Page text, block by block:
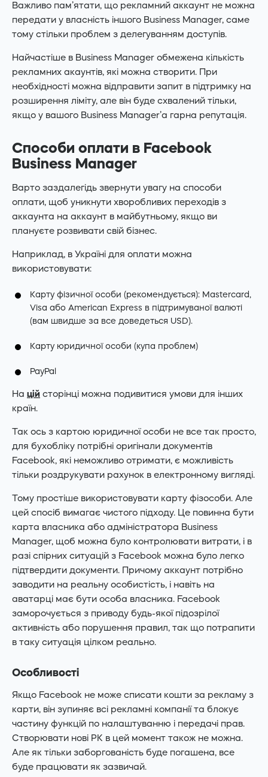
Важливо пам’ятати, що рекламний аккаунт не можна
передати у власність іншого Business Manager, саме
тому стільки проблем з делегуванням доступів.
Найчастіше в Business Manager обмежена кількість
рекламних акаунтів, які можна створити. При
необхідності можна відправити запит в підтримку на
розширення ліміту, але він буде схвалений тільки,
якщо у вашого Business Manager’a гарна репутація.
Способи оплати в Facebook
Business Manager
Варто заздалегідь звернути увагу на способи
оплати, щоб уникнути хворобливих переходів з
аккаунта на аккаунт в майбутньому, якщо ви
плануєте розвивати свій бізнес.
Наприклад, в Україні для оплати можна
використовувати:
Карту фізичної особи (рекомендується): Mastercard,
Visa або American Express в підтримуваної валюті
(вам швидше за все доведеться USD).
Карту юридичної особи (купа проблем)
PayPal
На цій сторінці можна подивитися умови для інших
країн.
Так ось з картою юридичної особи не все так просто,
для бухобліку потрібні оригінали документів
Facebook, які неможливо отримати, є можливість
тільки роздрукувати рахунок в електронному вигляді.
Тому простіше використовувати карту фізособи. Але
цей спосіб вимагає чистого підходу. Це повинна бути
карта власника або адміністратора Business
Manager, щоб можна було контролювати витрати, і в
разі спірних ситуацій з Facebook можна було легко
підтвердити документи. Причому аккаунт потрібно
заводити на реальну особистість, і навіть на
аватарці має бути особа власника. Facebook
заморочується з приводу будь-якої підозрілої
активність або порушення правил, так що потрапити
в таку ситуація цілком реально.
Особливості
Якщо Facebook не може списати кошти за рекламу з
карти, він зупиняє всі рекламні компанії та блокує
частину функцій по налаштуванню і передачі прав.
Створювати нові РК в цей момент також не можна.
Але як тільки заборгованість буде погашена, все
буде працювати як зазвичай.